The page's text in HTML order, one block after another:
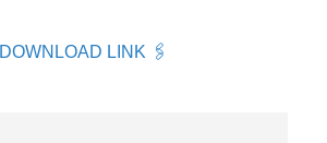
DOWNLOAD LINK 🖇️